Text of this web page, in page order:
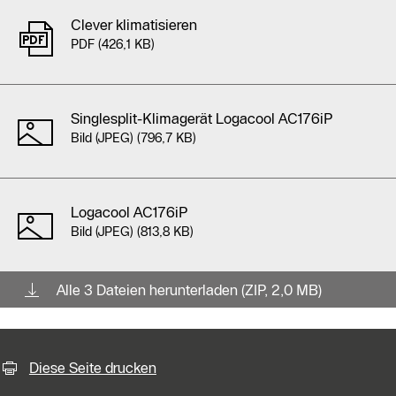
Clever klimatisieren
PDF (426,1 KB)
Singlesplit-Klimagerät Logacool AC176iP
Bild (JPEG) (796,7 KB)
Logacool AC176iP
Bild (JPEG) (813,8 KB)
Alle 3 Dateien herunterladen (ZIP, 2,0 MB)
Diese Seite drucken